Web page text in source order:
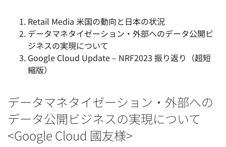
Retail Media 米国の動向と日本の状況
データマネタイゼーション・外部へのデータ公開ビ
ジネスの実現について
Google Cloud Update – NRF2023 振り返り（超短
縮版）
データマネタイゼーション・外部への
データ公開ビジネスの実現について
<Google Cloud 國友様>